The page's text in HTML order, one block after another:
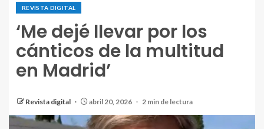
REVISTA DIGITAL
‘Me dejé llevar por los
cánticos de la multitud
en Madrid’
Revista digital abril 20, 2026 2 min de lectura